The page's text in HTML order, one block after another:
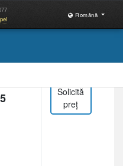
Română
Solicită
preț